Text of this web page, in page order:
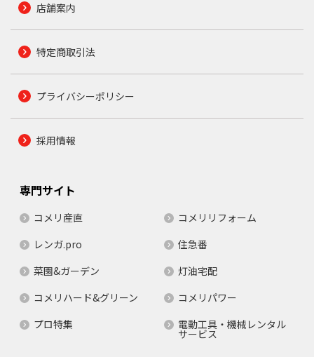
店舗案内
特定商取引法
プライバシーポリシー
採用情報
専門サイト
コメリ産直
コメリリフォーム
レンガ.pro
住急番
菜園&ガーデン
灯油宅配
コメリハード&グリーン
コメリパワー
プロ特集
電動工具・機械レンタル
サービス